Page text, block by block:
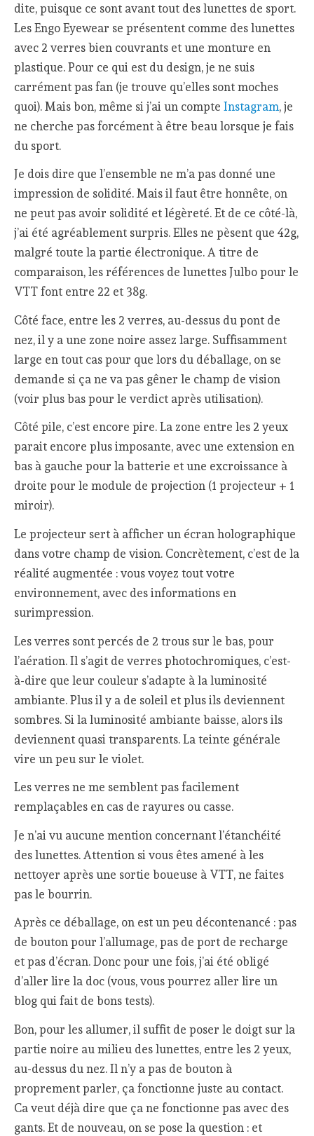
dite, puisque ce sont avant tout des lunettes de sport.
Les Engo Eyewear se présentent comme des lunettes
avec 2 verres bien couvrants et une monture en
plastique. Pour ce qui est du design, je ne suis
carrément pas fan (je trouve qu’elles sont moches
quoi). Mais bon, même si j’ai un compteInstagram, je
ne cherche pas forcément à être beau lorsque je fais
du sport.
Je dois dire que l’ensemble ne m’a pas donné une
impression de solidité. Mais il faut être honnête, on
ne peut pas avoir solidité et légèreté. Et de ce côté-là,
j’ai été agréablement surpris. Elles ne pèsent que 42g,
malgré toute la partie électronique. A titre de
comparaison, les références de lunettes Julbo pour le
VTT font entre 22 et 38g.
Côté face, entre les 2 verres, au-dessus du pont de
nez, il y a une zone noire assez large. Suffisamment
large en tout cas pour que lors du déballage, on se
demande si ça ne va pas gêner le champ de vision
(voir plus bas pour le verdict après utilisation).
Côté pile, c’est encore pire. La zone entre les 2 yeux
parait encore plus imposante, avec une extension en
bas à gauche pour la batterie et une excroissance à
droite pour le module de projection (1 projecteur + 1
miroir).
Le projecteur sert à afficher un écran holographique
dans votre champ de vision. Concrètement, c’est de la
réalité augmentée : vous voyez tout votre
environnement, avec des informations en
surimpression.
Les verres sont percés de 2 trous sur le bas, pour
l’aération. Il s’agit de verres photochromiques, c’est-
à-dire que leur couleur s’adapte à la luminosité
ambiante. Plus il y a de soleil et plus ils deviennent
sombres. Si la luminosité ambiante baisse, alors ils
deviennent quasi transparents. La teinte générale
vire un peu sur le violet.
Les verres ne me semblent pas facilement
remplaçables en cas de rayures ou casse.
Je n’ai vu aucune mention concernant l’étanchéité
des lunettes. Attention si vous êtes amené à les
nettoyer après une sortie boueuse à VTT, ne faites
pas le bourrin.
Après ce déballage, on est un peu décontenancé : pas
de bouton pour l’allumage, pas de port de recharge
et pas d’écran. Donc pour une fois, j’ai été obligé
d’aller lire la doc (vous, vous pourrez aller lire un
blog qui fait de bons tests).
Bon, pour les allumer, il suffit de poser le doigt sur la
partie noire au milieu des lunettes, entre les 2 yeux,
au-dessus du nez. Il n’y a pas de bouton à
proprement parler, ça fonctionne juste au contact.
Ca veut déjà dire que ça ne fonctionne pas avec des
gants. Et de nouveau, on se pose la question : et